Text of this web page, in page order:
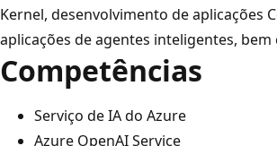
Kernel, desenvolvimento de aplicações
aplicações de agentes inteligentes,
Competências
Serviço de IA do Azure
Azure OpenAI Service